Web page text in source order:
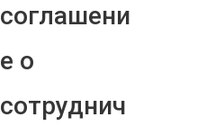
соглашени
е о
сотруднич